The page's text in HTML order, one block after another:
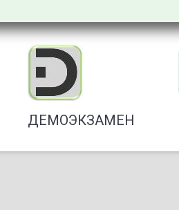
ДЕМОЭКЗАМЕН